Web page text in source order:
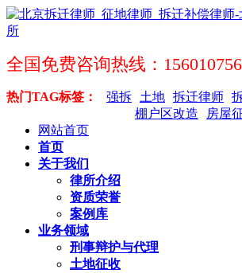
全国免费咨询热线：
热门TAG标签： 拆迁律师
土地
强拆
房屋
棚户区改造
网站首页
首页
关于我们
律所介绍
资质荣誉
案例库
业务领域
刑事辩护与代理
土地征收